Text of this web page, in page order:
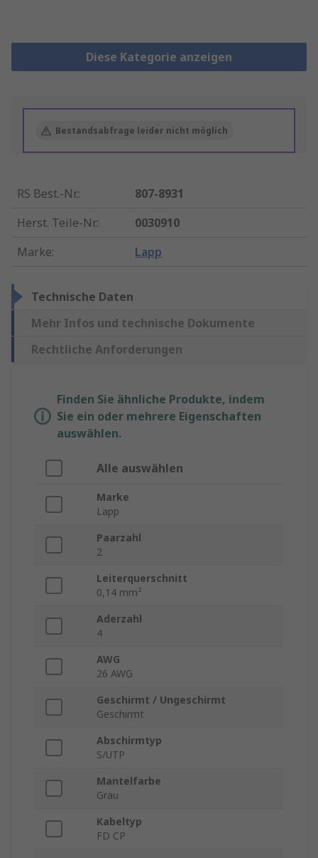
Diese Kategorie anzeigen
Bestandsabfrage leider nicht möglich
RS Best.-Nr.:
807-8931
Herst. Teile-Nr.:
0030910
Marke: Lapp
Technische Daten
Mehr Infos und technische Dokumente
Rechtliche Anforderungen
Finden Sie ähnliche Produkte, indem
Sie ein oder mehrere Eigenschaften
auswählen.
Alle auswählen
Marke
Lapp
Paarzahl
2
Leiterquerschnitt
0,14 mm²
Aderzahl
4
AWG
26 AWG
Geschirmt / Ungeschirmt
Geschirmt
Abschirmtyp
S/UTP
Mantelfarbe
Grau
Kabeltyp
FD CP